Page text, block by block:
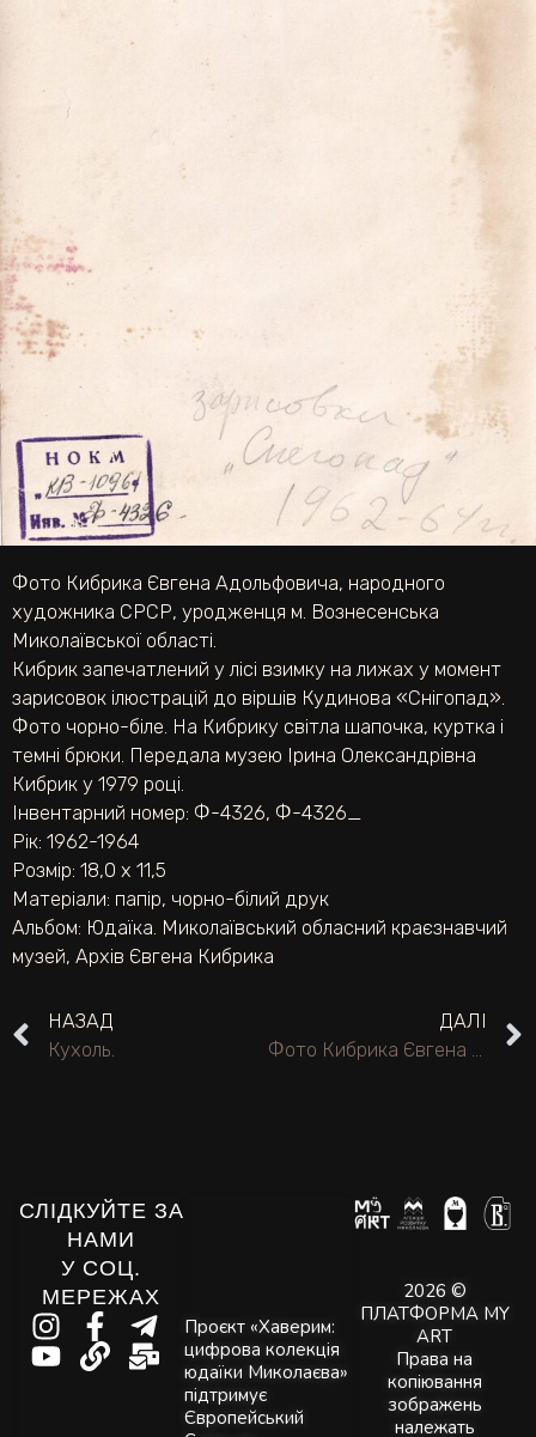
Фото Кибрика Євгена Адольфовича, народного
художника СРСР, уродженця м. Вознесенська
Миколаївської області.
Кибрик запечатлений у лісі взимку на лижах у момент
зарисовок ілюстрацій до віршів Кудинова «Снігопад».
Фото чорно-біле. На Кибрику світла шапочка, куртка і
темні брюки. Передала музею Ірина Олександрівна
Кибрик у 1979 році.
Інвентарний номер: Ф-4326, Ф-4326_
Рік: 1962-1964
Розмір: 18,0 х 11,5
Матеріали: папір, чорно-білий друк
Альбом: Юдаїка. Миколаївський обласний краєзнавчий
музей, Архів Євгена Кибрика
НАЗАД
Кухоль.
ДАЛІ
Фото Кибрика Євгена Адольфовича, народного художника СРСР, уродженця м. Вознесенська Миколаївської області.
2026 ©
ПЛАТФОРМА MY
ART
Права на
копіювання
зображень
належать
Проєкт «Хаверим:
цифрова колекція
юдаїки Миколаєва»
підтримує
Європейський
СЛІДКУЙТЕ ЗА
НАМИ
У СОЦ.
МЕРЕЖАХ